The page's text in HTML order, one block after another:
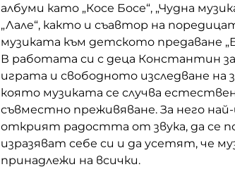
албуми като „Косе Босе“, „Чудна
„Лале“, както и съавтор на
музиката към детското предаване
В работата си с деца Константин
играта и свободното изследване на
която музиката се случва
съвместно преживяване. За него
открият радостта от звука, да се
изразяват себе си и да усетят, че
принадлежи на всички.